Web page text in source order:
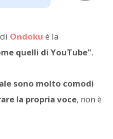
Ondoku è la
quelli di YouTube".
sono molto comodi
la propria voce, non è